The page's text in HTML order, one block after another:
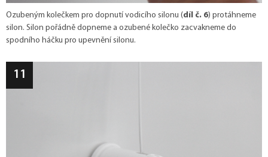
Ozubeným kolečkem pro dopnutí vodicího silonu (díl č. 6) protáhneme
silon. Silon pořádně dopneme a ozubené kolečko zacvakneme do
spodního háčku pro upevnění silonu.